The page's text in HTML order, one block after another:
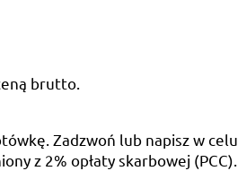
brutto.
Zadzwoń lub napisz w celu
z 2% opłaty skarbowej (PCC).